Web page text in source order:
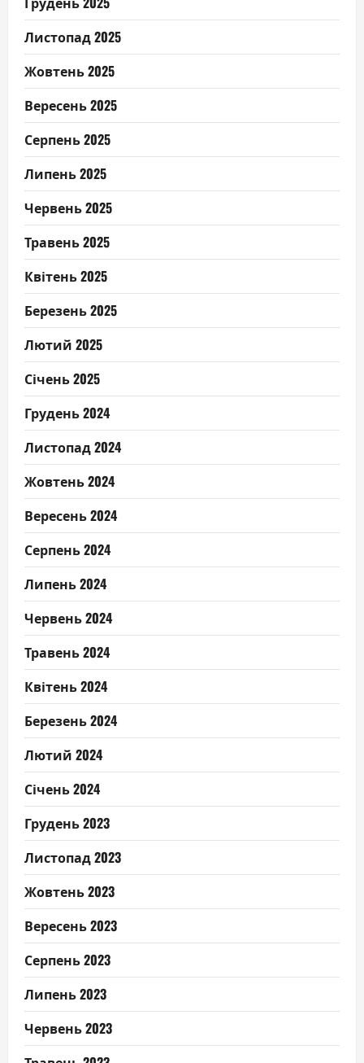
Листопад 2025
Жовтень 2025
Вересень 2025
Серпень 2025
Липень 2025
Червень 2025
Травень 2025
Квітень 2025
Березень 2025
Лютий 2025
Січень 2025
Грудень 2024
Листопад 2024
Жовтень 2024
Вересень 2024
Серпень 2024
Липень 2024
Червень 2024
Травень 2024
Квітень 2024
Березень 2024
Лютий 2024
Січень 2024
Грудень 2023
Листопад 2023
Жовтень 2023
Вересень 2023
Серпень 2023
Липень 2023
Червень 2023